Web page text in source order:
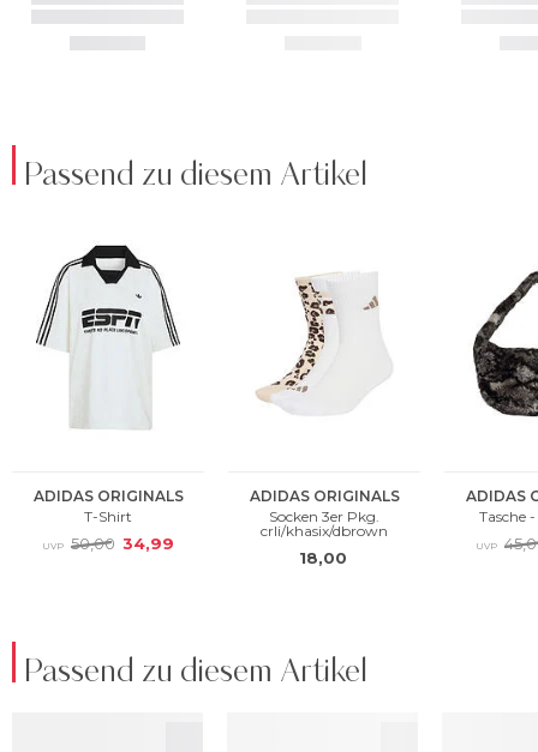
Passend zu diesem Artikel
Passend zu diesem Artikel